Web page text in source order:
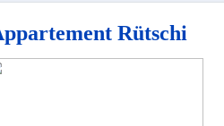
Rütschi